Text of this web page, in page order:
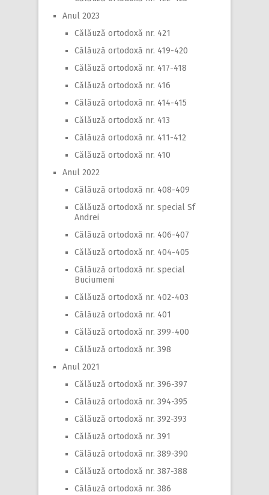
Anul 2023
Călăuză ortodoxă nr. 421
Călăuză ortodoxă nr. 419-420
Călăuză ortodoxă nr. 417-418
Călăuză ortodoxă nr. 416
Călăuză ortodoxă nr. 414-415
Călăuză ortodoxă nr. 413
Călăuză ortodoxă nr. 411-412
Călăuză ortodoxă nr. 410
Anul 2022
Călăuză ortodoxă nr. 408-409
Călăuză ortodoxă nr. special Sf
Andrei
Călăuză ortodoxă nr. 406-407
Călăuză ortodoxă nr. 404-405
Călăuză ortodoxă nr. special
Buciumeni
Călăuză ortodoxă nr. 402-403
Călăuză ortodoxă nr. 401
Călăuză ortodoxă nr. 399-400
Călăuză ortodoxă nr. 398
Anul 2021
Călăuză ortodoxă nr. 396-397
Călăuză ortodoxă nr. 394-395
Călăuză ortodoxă nr. 392-393
Călăuză ortodoxă nr. 391
Călăuză ortodoxă nr. 389-390
Călăuză ortodoxă nr. 387-388
Călăuză ortodoxă nr. 386